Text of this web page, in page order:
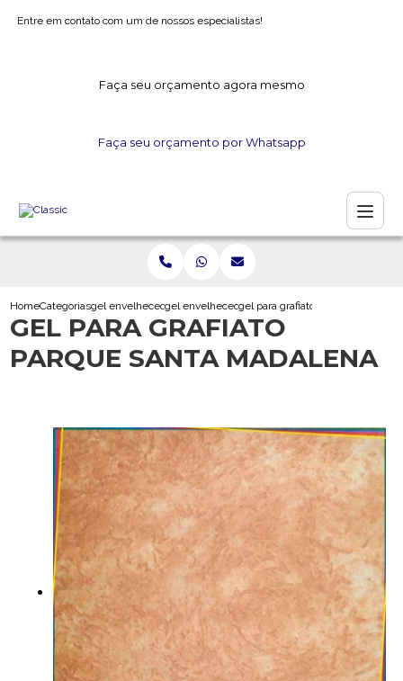
Entre em contato com um de nossos especialistas!
Faça seu orçamento agora mesmo
Faça seu orçamento por Whatsapp
HomeCategoriasgel envelhecedorgel envelhecedor para madeira
gel para grafiato parque santa
GEL PARA GRAFIATO
PARQUE SANTA MADALENA